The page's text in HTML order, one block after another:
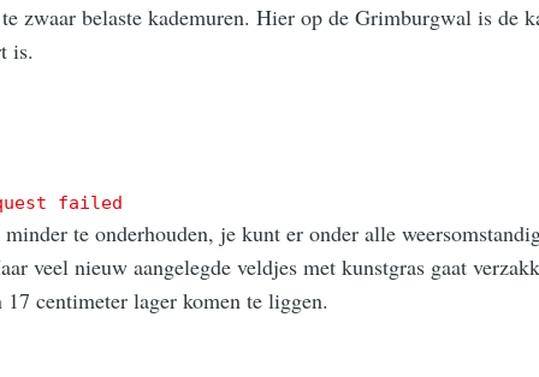
zwaar belaste kademuren. Hier op de Grimburgwal is de
is.
failed
te onderhouden, je kunt er onder alle
veel nieuw aangelegde veldjes met kunstgras gaat
centimeter lager komen te liggen.